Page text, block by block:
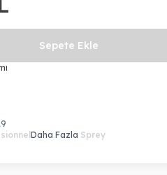
Sepete Ekle
Daha Fazla Sprey